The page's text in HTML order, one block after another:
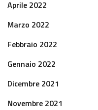
Aprile 2022
Marzo 2022
Febbraio 2022
Gennaio 2022
Dicembre 2021
Novembre 2021